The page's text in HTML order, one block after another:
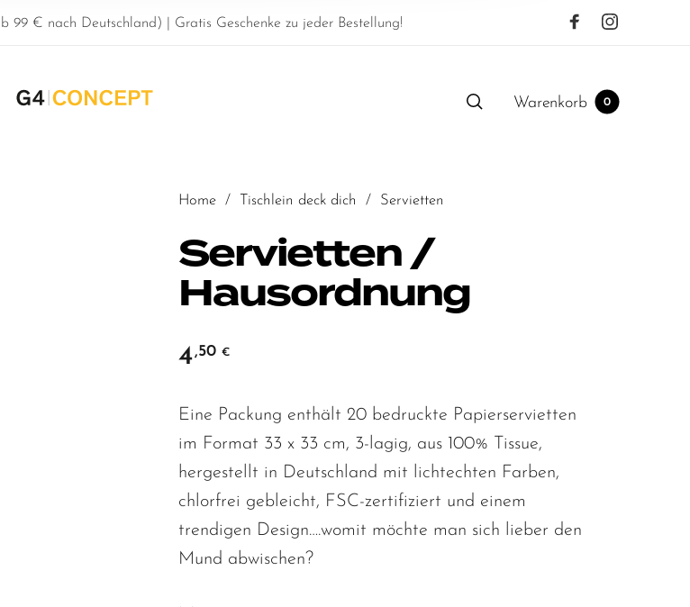
99 € nach Deutschland) | Gratis Geschenke zu jeder Bestellung!
Warenkorb 0
Home / Tischlein deck dich / Servietten
Servietten /
Hausordnung
4,50 €
Eine Packung enthält 20 bedruckte Papierservietten
im Format 33 x 33 cm, 3-lagig, aus 100% Tissue,
hergestellt in Deutschland mit lichtechten Farben,
chlorfrei gebleicht, FSC-zertifiziert und einem
trendigen Design….womit möchte man sich lieber den
Mund abwischen?